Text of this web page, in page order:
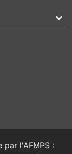
par l'AFMPS :